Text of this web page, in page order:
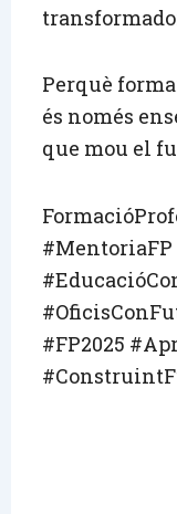
Perquè
és només
que mou el
#FP2025